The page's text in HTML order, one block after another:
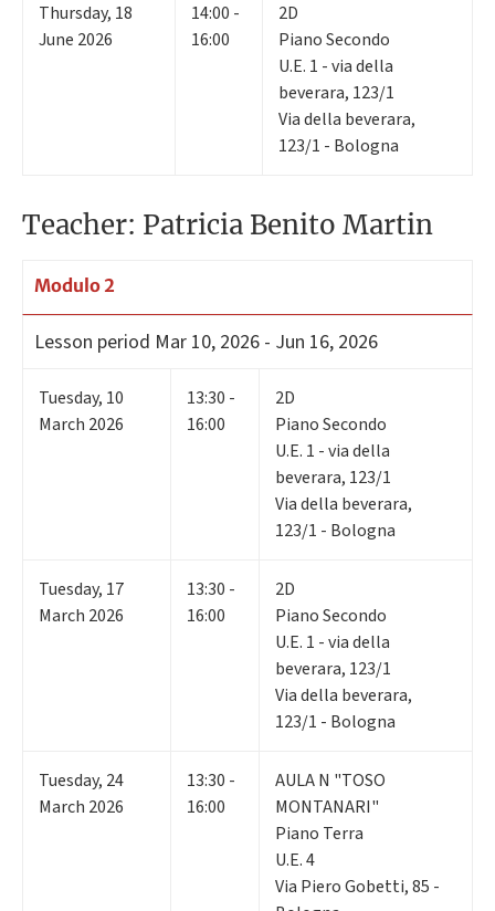
Thursday, 18
June 2026
14:00 -
16:00
2D
Piano Secondo
U.E. 1 - via della
beverara, 123/1
Via della beverara,
123/1 - Bologna
Teacher: Patricia Benito Martin
Modulo 2
Lesson period Mar 10, 2026 - Jun 16, 2026
Tuesday, 10
March 2026
13:30 -
16:00
2D
Piano Secondo
U.E. 1 - via della
beverara, 123/1
Via della beverara,
123/1 - Bologna
Tuesday, 17
March 2026
13:30 -
16:00
2D
Piano Secondo
U.E. 1 - via della
beverara, 123/1
Via della beverara,
123/1 - Bologna
Tuesday, 24
March 2026
13:30 -
16:00
AULA N "TOSO
MONTANARI"
Piano Terra
U.E. 4
Via Piero Gobetti, 85 -